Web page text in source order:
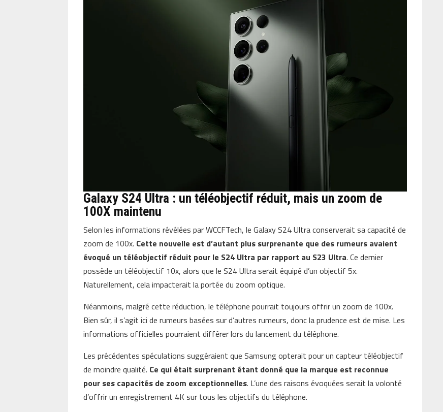
Galaxy S24 Ultra : un téléobjectif réduit, mais un zoom de
100X maintenu
Selon les informations révélées par WCCFTech, le Galaxy S24 Ultra conserverait sa capacité de
zoom de 100x. Cette nouvelle est d’autant plus surprenante que des rumeurs avaient
évoqué un téléobjectif réduit pour le S24 Ultra par rapport au S23 Ultra. Ce dernier
possède un téléobjectif 10x, alors que le S24 Ultra serait équipé d’un objectif 5x.
Naturellement, cela impacterait la portée du zoom optique.
Néanmoins, malgré cette réduction, le téléphone pourrait toujours offrir un zoom de 100x.
Bien sûr, il s’agit ici de rumeurs basées sur d’autres rumeurs, donc la prudence est de mise. Les
informations officielles pourraient différer lors du lancement du téléphone.
Les précédentes spéculations suggéraient que Samsung opterait pour un capteur téléobjectif
de moindre qualité. Ce qui était surprenant étant donné que la marque est reconnue
pour ses capacités de zoom exceptionnelles. L’une des raisons évoquées serait la volonté
d’offrir un enregistrement 4K sur tous les objectifs du téléphone.